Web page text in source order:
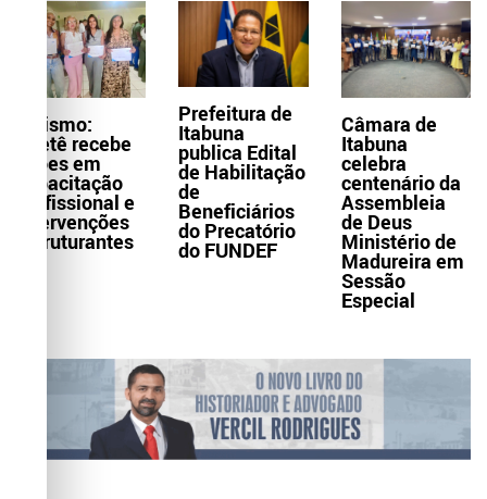
Turismo:
Itaetê recebe
ações em
capacitação
profissional e
intervenções
estruturantes
Prefeitura de
Itabuna
publica Edital
de Habilitação
de
Beneficiários
do Precatório
do FUNDEF
Câmara de
Itabuna
celebra
centenário da
Assembleia
de Deus
Ministério de
Madureira em
Sessão
Especial